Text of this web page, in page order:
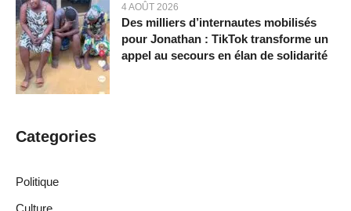
4 AOÛT 2026
Des milliers d’internautes mobilisés
pour Jonathan : TikTok transforme un
appel au secours en élan de solidarité
Categories
Politique
Culture